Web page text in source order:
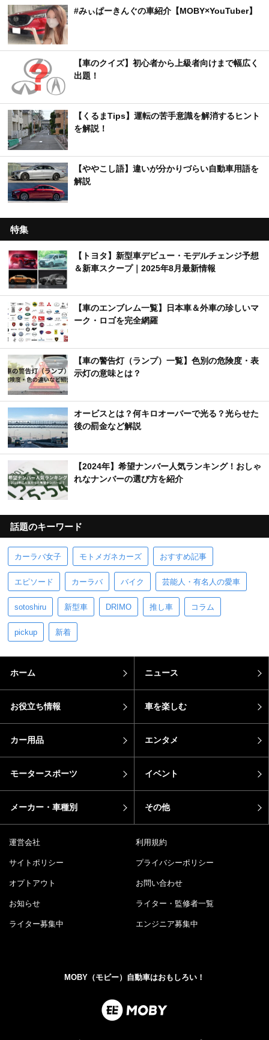
#みぃぱーきんぐの車紹介【MOBY×YouTuber】
【車のクイズ】初心者から上級者向けまで幅広く
出題！
【くるまTips】運転の苦手意識を解消するヒント
を解説！
【ややこし語】違いが分かりづらい自動車用語を
解説
特集
【トヨタ】新型車デビュー・モデルチェンジ予想
＆新車スクープ｜2025年8月最新情報
【車のエンブレム一覧】日本車＆外車の珍しいマ
ーク・ロゴを完全網羅
【車の警告灯（ランプ）一覧】色別の危険度・表
示灯の意味とは？
オービスとは？何キロオーバーで光る？光らせた
後の罰金など解説
【2024年】希望ナンバー人気ランキング！おしゃ
れなナンバーの選び方を紹介
話題のキーワード
カーラバ女子 モトメガネカーズ おすすめ記事
エピソード カーラバ バイク 芸能人・有名人の愛車
sotoshiru 新型車 DRIMO 推し車 コラム
pickup 新着
ホーム ニュース
お役立ち情報 車を楽しむ
カー用品 エンタメ
モータースポーツ イベント
メーカー・車種別 その他
運営会社 利用規約
サイトポリシー プライバシーポリシー
オプトアウト お問い合わせ
お知らせ ライター・監修者一覧
ライター募集中 エンジニア募集中
MOBY（モビー）自動車はおもしろい！